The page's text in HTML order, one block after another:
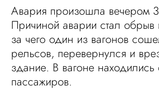
Авария произошла вечером 3
Причиной аварии стал обрыв
за чего один из вагонов
рельсов, перевернулся и
здание. В вагоне
пассажиров.